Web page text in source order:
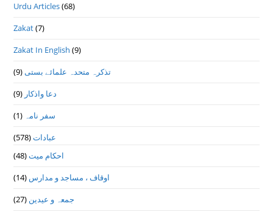
Urdu Articles(68)
Zakat(7)
Zakat In English (9)
تذكرہ متحدہ علمائے بستى(9)
دعا واذكار (9)
سفر نامہ (1)
عبادات(578)
احکام میت(48)
اوقاف ، مساجد و مدارس (14)
جمعہ و عیدین (27)